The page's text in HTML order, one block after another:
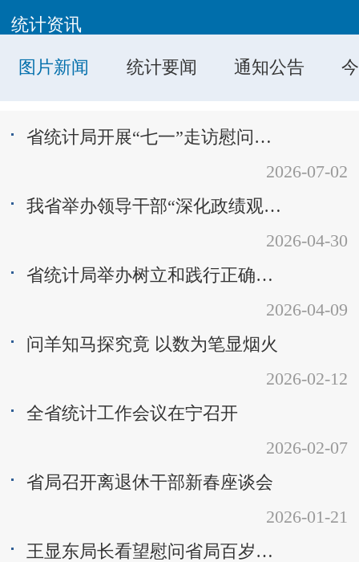
统计资讯
图片新闻 统计要闻 通知公告
省统计局开展“七一”走访慰问老党员活动
2026-07-02
我省举办领导干部“深化政绩观教育推动依法统计”专题研究班
2026-04-30
省统计局举办树立和践行正确政绩观学习教育读书班暨党组理论学习中心组（扩大）学习会
2026-04-09
问羊知马探究竟 以数为笔显烟火
2026-02-12
全省统计工作会议在宁召开
2026-02-07
省局召开离退休干部新春座谈会
2026-01-21
王显东局长看望慰问省局百岁生日老领导